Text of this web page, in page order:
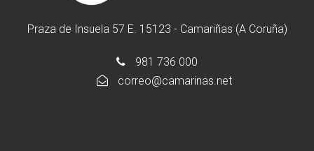
Praza de Insuela 57 E. 15123 - Camariñas (A Coruña)
981 736 000
correo@camarinas.net